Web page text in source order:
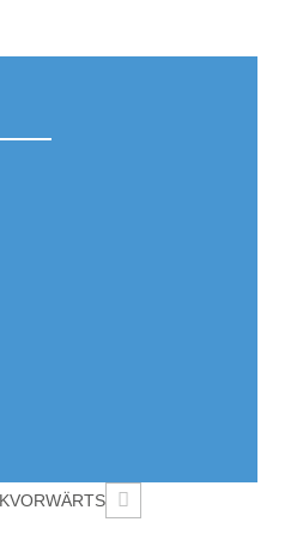
Beitragsnavigation
VORWÄRTS